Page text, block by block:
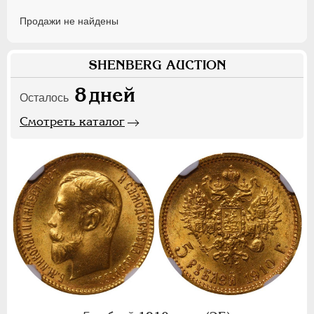
Продажи не найдены
SHENBERG AUCTION
Осталось 8дней
Смотреть каталог